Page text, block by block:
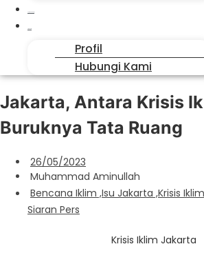
Profil
Hubungi Kami
Jakarta, Antara Krisis
Buruknya Tata Ruang
26/05/2023
Muhammad Aminullah
Bencana Iklim ,Isu Jakarta ,Krisis Iklim
Siaran Pers
Krisis Iklim Jakarta